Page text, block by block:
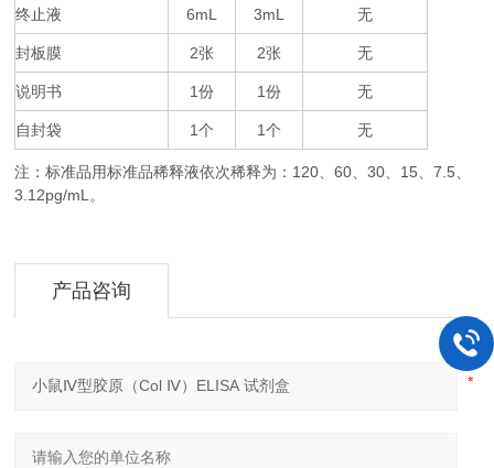
终止液 6mL 3mL 无
封板膜 2张 2张 无
说明书 1份 1份 无
自封袋 1个 1个 无
注：标准品用标准品稀释液依次稀释为： 120、60、30、 15、7.5、
3.12pg/mL。
产品咨询